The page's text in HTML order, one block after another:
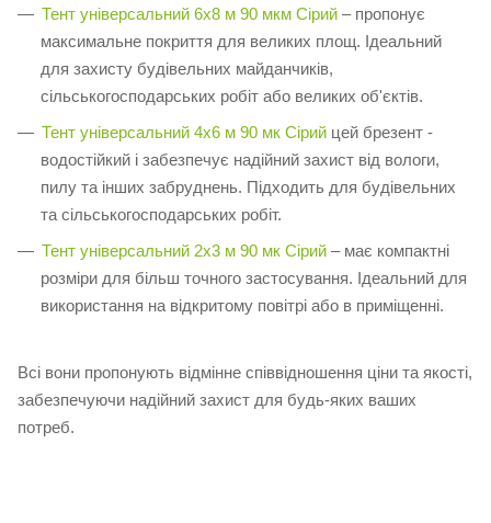
Тент універсальний 6х8 м 90 мкм Сірий – пропонує
максимальне покриття для великих площ. Ідеальний
для захисту будівельних майданчиків,
сільськогосподарських робіт або великих об'єктів.
Тент універсальний 4х6 м 90 мк Сірий цей брезент -
водостійкий і забезпечує надійний захист від вологи,
пилу та інших забруднень. Підходить для будівельних
та сільськогосподарських робіт.
Тент універсальний 2х3 м 90 мк Сірий – має компактні
розміри для більш точного застосування. Ідеальний для
використання на відкритому повітрі або в приміщенні.
Всі вони пропонують відмінне співвідношення ціни та якості,
забезпечуючи надійний захист для будь-яких ваших
потреб.